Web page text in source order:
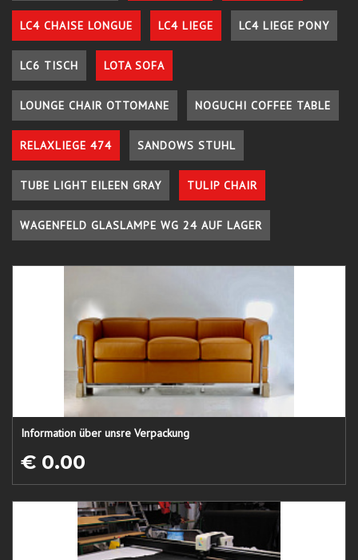
LC4 CHAISE LONGUE LC4 LIEGE LC4 LIEGE PONY
LC6 TISCH LOTA SOFA
LOUNGE CHAIR OTTOMANE NOGUCHI COFFEE TABLE
RELAXLIEGE 474 SANDOWS STUHL
TUBE LIGHT EILEEN GRAY TULIP CHAIR
WAGENFELD GLASLAMPE WG 24 AUF LAGER
Information über unsre Verpackung
€ 0.00